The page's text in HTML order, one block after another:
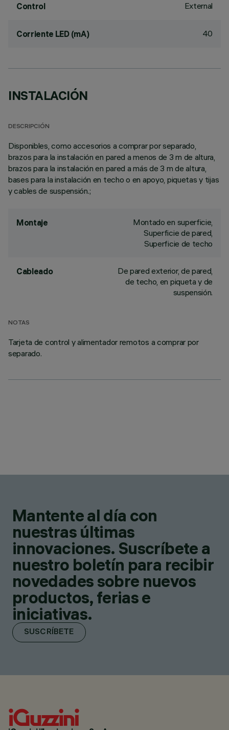
Control External
Corriente LED (mA) 40
INSTALACIÓN
DESCRIPCIÓN
Disponibles, como accesorios a comprar por separado,
brazos para la instalación en pared a menos de 3 m de altura,
brazos para la instalación en pared a más de 3 m de altura,
bases para la instalación en techo o en apoyo, piquetas y tijas
y cables de suspensión.;
Montaje
Montado en superficie,
Superficie de pared,
Superficie de techo
Cableado
De pared exterior, de pared,
de techo, en piqueta y de
suspensión.
NOTAS
Tarjeta de control y alimentador remotos a comprar por
separado.
Mantente al día con
nuestras últimas
innovaciones. Suscríbete a
nuestro boletín para recibir
novedades sobre nuevos
productos, ferias e
iniciativas.
SUSCRÍBETE